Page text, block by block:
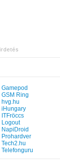
Gamepod
GSM Ring
hvg.hu
iHungary
ITFröccs
Logout
NapiDroid
Prohardver
Tech2.hu
Telefonguru